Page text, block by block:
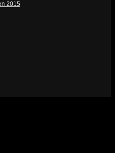
2015